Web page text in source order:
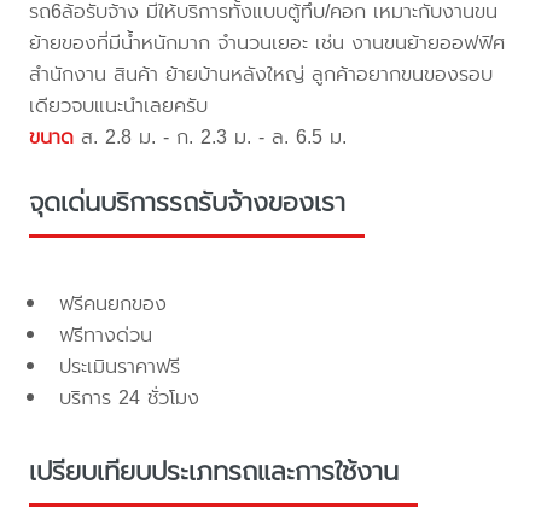
รถ6ล้อรับจ้าง มีให้บริการทั้งแบบตู้ทึบ/คอก เหมาะกับงานขน
ย้ายของที่มีน้ำหนักมาก จำนวนเยอะ เช่น งานขนย้ายออฟฟิศ
สำนักงาน สินค้า ย้ายบ้านหลังใหญ่ ลูกค้าอยากขนของรอบ
เดียวจบแนะนำเลยครับ
ขนาด ส. 2.8 ม. - ก. 2.3 ม. - ล. 6.5 ม.
จุดเด่นบริการรถรับจ้างของเรา
ฟรีคนยกของ
ฟรีทางด่วน
ประเมินราคาฟรี
บริการ 24 ชั่วโมง
เปรียบเทียบประเภทรถและการใช้งาน